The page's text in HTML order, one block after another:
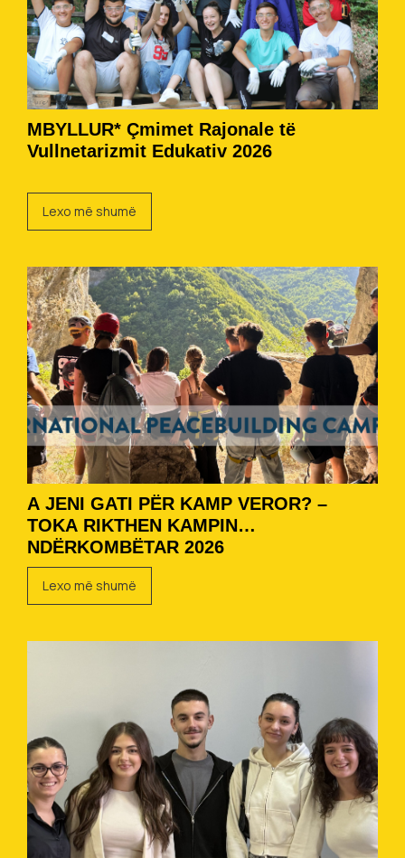
MBYLLUR* Çmimet Rajonale të
Vullnetarizmit Edukativ 2026
Lexo më shumë
A JENI GATI PËR KAMP VEROR? –
TOKA RIKTHEN KAMPIN
NDËRKOMBËTAR 2026
Lexo më shumë